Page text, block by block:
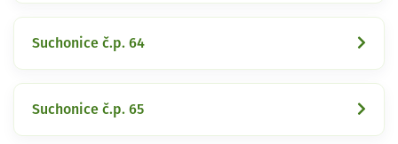
Suchonice č.p. 64
Suchonice č.p. 65